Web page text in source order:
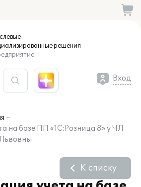
решения
Вход
на базе ПП «1С:Розница 8» у ЧЛ
К списку